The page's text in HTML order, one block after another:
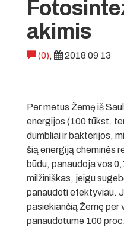
akimis
(0), 2018 09 13
Per metus Žemę iš
energijos (100 tūkst.
dumbliai ir bakterijos,
šią energiją cheminės
būdu, panaudoja vos
milžiniškas, jeigu
panaudoti efektyviau.
pasiekiančią Žemę per
panaudotume 100